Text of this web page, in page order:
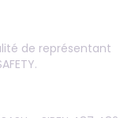
de représentant